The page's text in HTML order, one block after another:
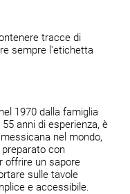
tracce di
sempre l'etichetta
1970 dalla famiglia
anni di esperienza, è
nel mondo,
con
offrire un sapore
sulle tavole
e accessibile.